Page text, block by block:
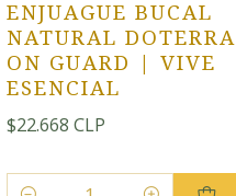
ENJUAGUE BUCAL
NATURAL DOTERRA
ON GUARD | VIVE
ESENCIAL
$22.668 CLP